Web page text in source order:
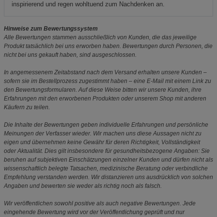
inspirierend und regen wohltuend zum Nachdenken an.
Hinweise zum Bewertungssystem
Alle Bewertungen stammen ausschließlich von Kunden, die das jeweilige
Produkt tatsächlich bei uns erworben haben. Bewertungen durch Personen, die
nicht bei uns gekauft haben, sind ausgeschlossen.
In angemessenem Zeitabstand nach dem Versand erhalten unsere Kunden –
sofern sie im Bestellprozess zugestimmt haben – eine E-Mail mit einem Link zu
den Bewertungsformularen. Auf diese Weise bitten wir unsere Kunden, ihre
Erfahrungen mit den erworbenen Produkten oder unserem Shop mit anderen
Käufern zu teilen.
Die Inhalte der Bewertungen geben individuelle Erfahrungen und persönliche
Meinungen der Verfasser wieder. Wir machen uns diese Aussagen nicht zu
eigen und übernehmen keine Gewähr für deren Richtigkeit, Vollständigkeit
oder Aktualität. Dies gilt insbesondere für gesundheitsbezogene Angaben: Sie
beruhen auf subjektiven Einschätzungen einzelner Kunden und dürfen nicht als
wissenschaftlich belegte Tatsachen, medizinische Beratung oder verbindliche
Empfehlung verstanden werden. Wir distanzieren uns ausdrücklich von solchen
Angaben und bewerten sie weder als richtig noch als falsch.
Wir veröffentlichen sowohl positive als auch negative Bewertungen. Jede
eingehende Bewertung wird vor der Veröffentlichung geprüft und nur